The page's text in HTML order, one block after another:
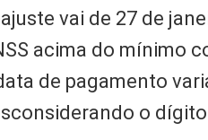
vai de 27 de
acima do mínimo
de pagamento
o